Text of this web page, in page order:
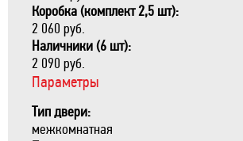
Коробка (комплект 2,5 шт):
2 060 руб.
Наличники (6 шт):
2 090 руб.
Параметры
Тип двери:
межкомнатная